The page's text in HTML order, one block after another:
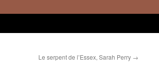
Le serpent de l’Essex, Sarah Perry →